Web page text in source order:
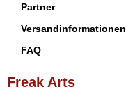
Partner
Versandinformationen
FAQ
Freak Arts